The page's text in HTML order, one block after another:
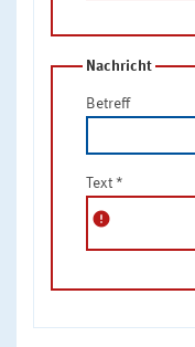
Nachricht
Betreff
Text *
error